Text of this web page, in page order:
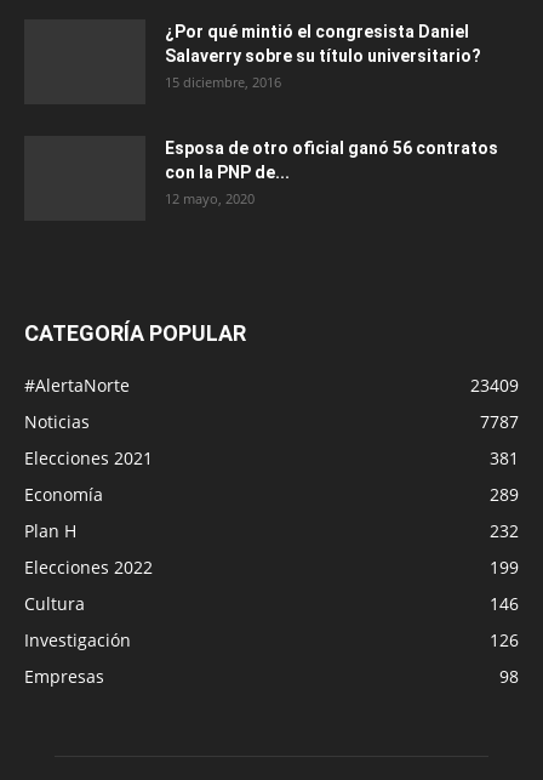
¿Por qué mintió el congresista Daniel
Salaverry sobre su título universitario?
15 diciembre, 2016
Esposa de otro oficial ganó 56 contratos
con la PNP de...
12 mayo, 2020
CATEGORÍA POPULAR
#AlertaNorte
23409
Noticias
7787
Elecciones 2021
381
Economía
289
Plan H
232
Elecciones 2022
199
Cultura
146
Investigación
126
Empresas
98